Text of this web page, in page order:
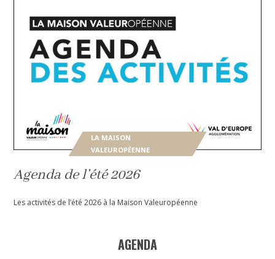
LA MAISON
VALEUROPÉENNE
Agenda de l’été 2026
Les activités de l’été 2026 à la Maison Valeuropéenne
AGENDA